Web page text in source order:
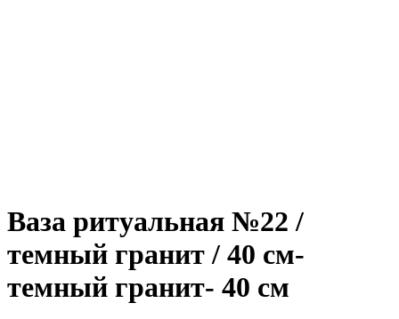
Ваза ритуальная №22 /
темный гранит / 40 см-
темный гранит- 40 см